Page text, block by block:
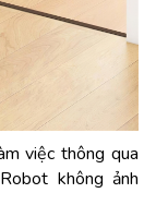
việc thông qua
không ảnh